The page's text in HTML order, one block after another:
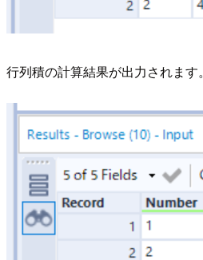
行列積の計算結果が出力されます。